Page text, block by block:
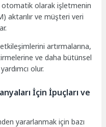
otomatik olarak işletmenin
aktarılır ve müşteri veri
artırmalarına,
ve daha bütünsel
olur.
İçin İpuçları ve
yararlanmak için bazı